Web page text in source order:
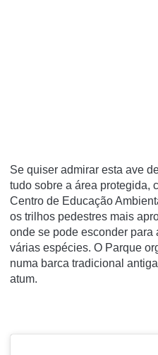
Se quiser admirar esta ave
tudo sobre a área protegida,
Centro de Educação
os trilhos pedestres mais
onde se pode esconder para
várias espécies. O Parque
numa barca tradicional
atum.